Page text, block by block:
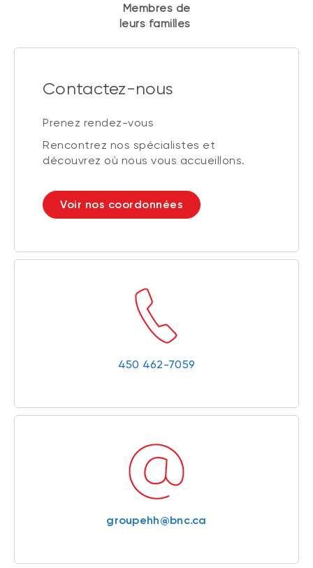
Membres de
leurs familles
Contactez-nous
Prenez rendez-vous
Rencontrez nos spécialistes et
découvrez où nous vous accueillons.
Voir nos coordonnées
450 462-7059
groupehh@bnc.ca